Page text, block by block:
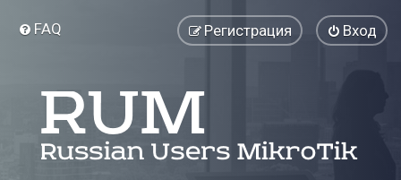
FAQ Вход
Регистрация